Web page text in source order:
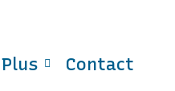
Plus Contact